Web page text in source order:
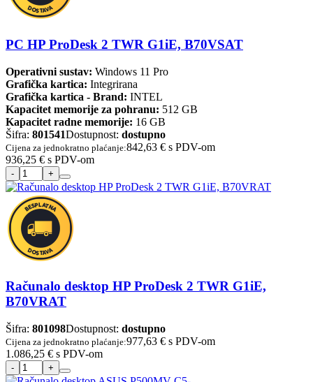
PC HP ProDesk 2 TWR G1iE, B70VSAT
Operativni sustav: Windows 11 Pro
Grafička kartica: Integrirana
Grafička kartica - Brand: INTEL
Kapacitet memorije za pohranu: 512 GB
Kapacitet radne memorije: 16 GB
Šifra: 801541Dostupnost: dostupno
Cijena za jednokratno plaćanje:842,63 € s PDV-om
936,25 € s PDV-om
Računalo desktop HP ProDesk 2 TWR G1iE,
B70VRAT
Šifra: 801098Dostupnost: dostupno
Cijena za jednokratno plaćanje:977,63 € s PDV-om
1.086,25 € s PDV-om